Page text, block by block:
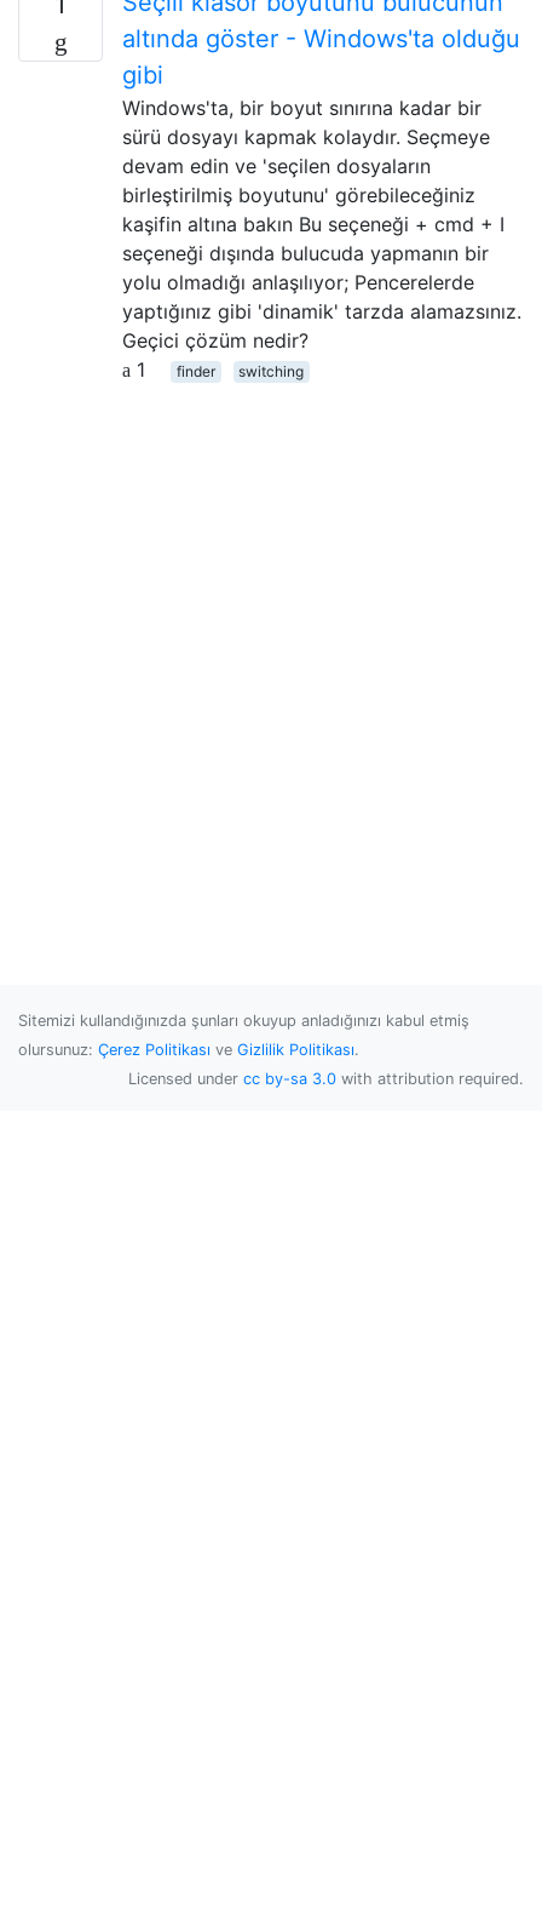
altında göster - Windows'ta olduğu
gibi
Windows'ta, bir boyut sınırına kadar bir
sürü dosyayı kapmak kolaydır. Seçmeye
devam edin ve 'seçilen dosyaların
birleştirilmiş boyutunu' görebileceğiniz
kaşifin altına bakın Bu seçeneği + cmd + I
seçeneği dışında bulucuda yapmanın bir
yolu olmadığı anlaşılıyor; Pencerelerde
yaptığınız gibi 'dinamik' tarzda alamazsınız.
Geçici çözüm nedir?
1
finder switching
Sitemizi kullandığınızda şunları okuyup anladığınızı kabul etmiş
olursunuz: Çerez Politikası ve Gizlilik Politikası.
Licensed under cc by-sa 3.0 with attribution required.